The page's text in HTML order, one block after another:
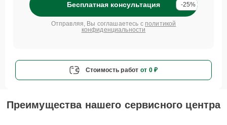
Бесплатная консультация -25%
Отправляя, Вы соглашаетесь с политикой
конфиденциальности
Стоимость работ от 0 ₽
Преимущества нашего сервисного центра